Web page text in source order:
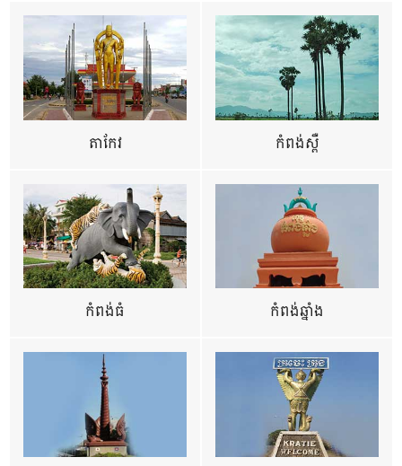
តាកែវ កំពង់ស្ពឺ
កំពង់ធំ កំពង់ឆ្នាំង